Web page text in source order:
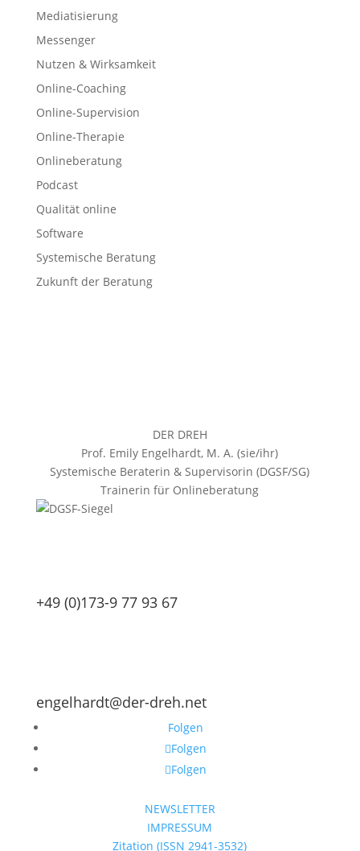
Mediatisierung
Messenger
Nutzen & Wirksamkeit
Online-Coaching
Online-Supervision
Online-Therapie
Onlineberatung
Podcast
Qualität online
Software
Systemische Beratung
Zukunft der Beratung
DER DREH
Prof. Emily Engelhardt, M. A. (sie/ihr)
Systemische Beraterin & Supervisorin (DGSF/SG)
Trainerin für Onlineberatung
+49 (0)173-9 77 93 67
engelhardt@der-dreh.net
Folgen
Folgen
Folgen
NEWSLETTER
IMPRESSUM
Zitation (ISSN 2941-3532)